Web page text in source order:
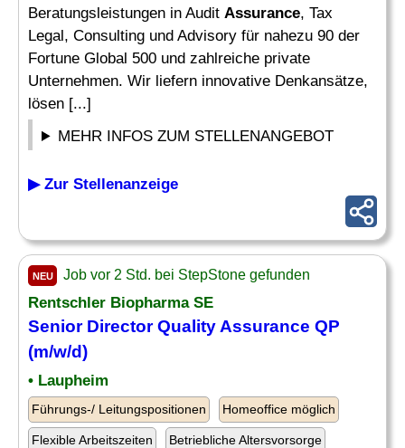
Beratungsleistungen in Audit Assurance, Tax
Legal, Consulting und Advisory für nahezu 90 der
Fortune Global 500 und zahlreiche private
Unternehmen. Wir liefern innovative Denkansätze,
lösen [...]
MEHR INFOS ZUM STELLENANGEBOT
▶ Zur Stellenanzeige
NEU Job vor 2 Std. bei StepStone gefunden
Rentschler Biopharma SE
Senior Director Quality Assurance QP
(m/w/d)
• Laupheim
Führungs-/ Leitungspositionen Homeoffice möglich
Flexible Arbeitszeiten Betriebliche Altersvorsorge